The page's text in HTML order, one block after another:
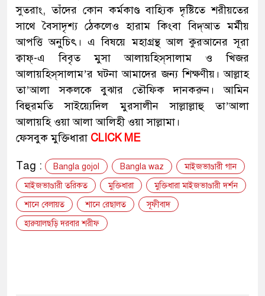
সুতরাং, তাঁদের কোন কর্মকাণ্ড বাহ্যিক দৃষ্টিতে শরীয়তের
সাথে বৈসাদৃশ্য ঠেকলেও হারাম কিংবা বিদ্‌আত মর্মীয়
আপত্তি অনুচিৎ। এ বিষয়ে মহাগ্রন্থ আল কুরআনের সূরা
ক্বাফ্‌-এ বিবৃত মুসা আলায়হিস্‌সালাম ও খিজর
আলায়হিস্‌সালাম’র ঘটনা আমাদের জন্য শিক্ষণীয়। আল্লাহ
তা’আলা সকলকে বুঝার তৌফিক দানকরুন। আমিন
বিহুরমতি সাইয়্যেদিল মুরসালীন সাল্লাল্লাহু তা’আলা
আলায়হি ওয়া আলা আলিহী ওয়া সাল্লামা।
ফেসবুক মুক্তিধারা CLICK ME
Tag : Bangla gojol Bangla waz
মাইজভাণ্ডারী গান
মাইজভাণ্ডারী তরিকত
মুক্তিধারা
মুক্তিধারা মাইজভাণ্ডারী দর্শন
শানে বেলায়ত
শানে রেছালত
সূফীবাদ
হারুয়ালছড়ি দরবার শরীফ